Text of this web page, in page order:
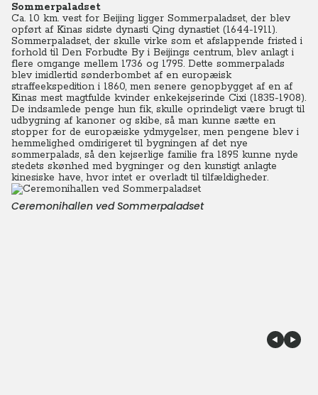
Sommerpaladset
Ca. 10 km. vest for Beijing ligger Sommerpaladset, der blev
opført af Kinas sidste dynasti Qing dynastiet (1644-1911).
Sommerpaladset, der skulle virke som et afslappende fristed i
forhold til Den Forbudte By i Beijings centrum, blev anlagt i
flere omgange mellem 1736 og 1795. Dette sommerpalads
blev imidlertid sønderbombet af en europæisk
straffeekspedition i 1860, men senere genopbygget af en af
Kinas mest magtfulde kvinder enkekejserinde Cixi (1835-1908).
De indsamlede penge hun fik, skulle oprindeligt være brugt til
udbygning af kanoner og skibe, så man kunne sætte en
stopper for de europæiske ydmygelser, men pengene blev i
hemmelighed omdirigeret til bygningen af det nye
sommerpalads, så den kejserlige familie fra 1895 kunne nyde
stedets skønhed med bygninger og den kunstigt anlagte
kinesiske have, hvor intet er overladt til tilfældigheder.
Ceremonihallen ved Sommerpaladset